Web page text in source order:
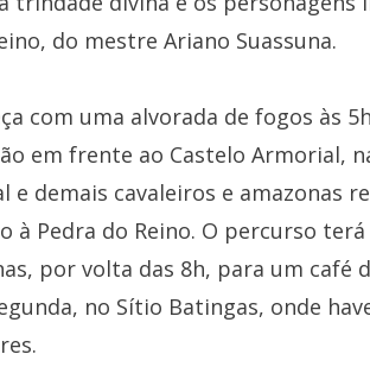
do mestre Ariano Suassuna.
com uma alvorada de fogos às
em frente ao Castelo Armorial,
e demais cavaleiros e amazonas
à Pedra do Reino. O percurso
por volta das 8h, para um
no Sítio Batingas, onde